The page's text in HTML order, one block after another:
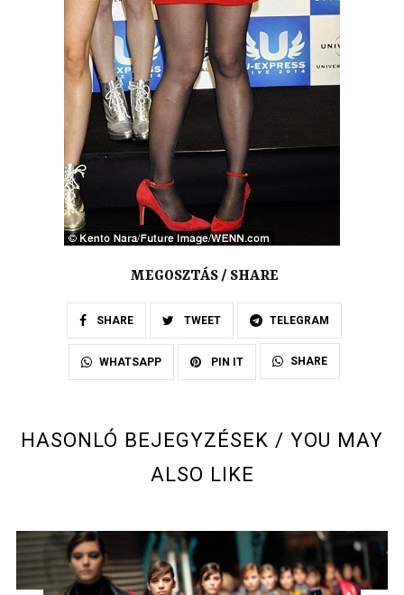
MEGOSZTÁS / SHARE
SHARE TWEET TELEGRAM
WHATSAPP PIN IT SHARE
HASONLÓ BEJEGYZÉSEK / YOU MAY
ALSO LIKE